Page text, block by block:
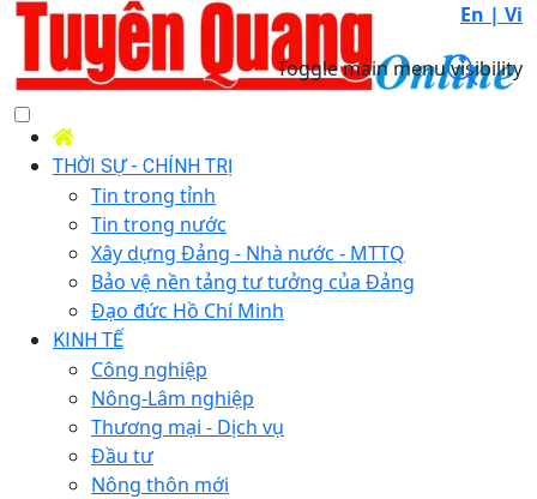
En | Vi
Toggle main menu visibility
THỜI SỰ - CHÍNH TRỊ
Tin trong tỉnh
Tin trong nước
Xây dựng Đảng - Nhà nước - MTTQ
Bảo vệ nền tảng tư tưởng của Đảng
Đạo đức Hồ Chí Minh
KINH TẾ
Công nghiệp
Nông-Lâm nghiệp
Thương mại - Dịch vụ
Đầu tư
Nông thôn mới